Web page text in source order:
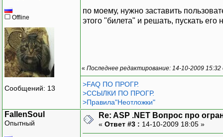
Offline
Сообщений: 13
по моему, нужно заставить
этого "билета" и решать, пускать его
« Последнее редактирование: 14-10-2009
>FAQ ПО ПРОГР.
>ССЫЛКИ ПО ПРОГР.
>Правила"Неотложки"
FallenSoul
Опытный
Re: ASP .NET Вопрос про
« Ответ #3 : 14-10-2009 18:05 »